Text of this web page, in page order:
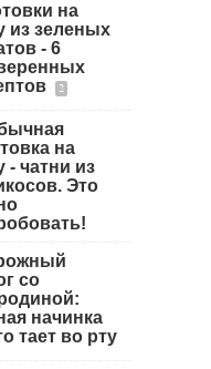
на
из зеленых
- 6
2
на
- чатни из
Это
со
начинка
тает во рту